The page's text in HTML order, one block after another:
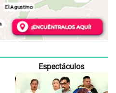
Espectáculos